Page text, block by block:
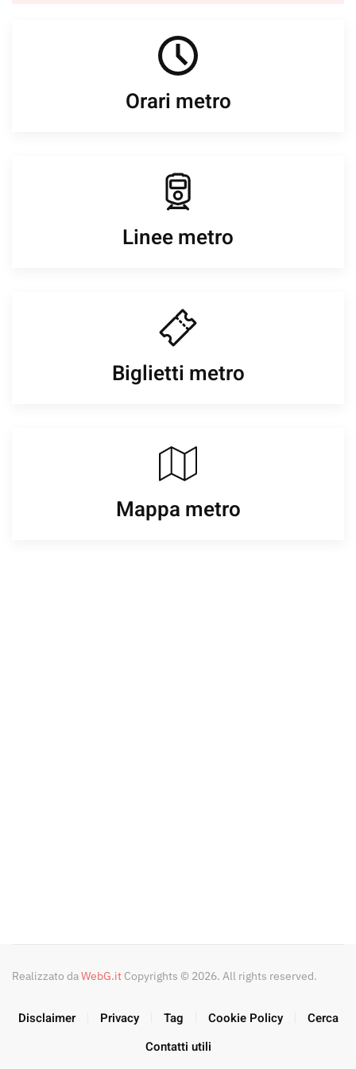
Orari metro
Linee metro
Biglietti metro
Mappa metro
Realizzato daWebG.it Copyrights © 2026. All rights reserved.
Disclaimer Privacy Tag Cookie Policy
Cerca
Contatti utili